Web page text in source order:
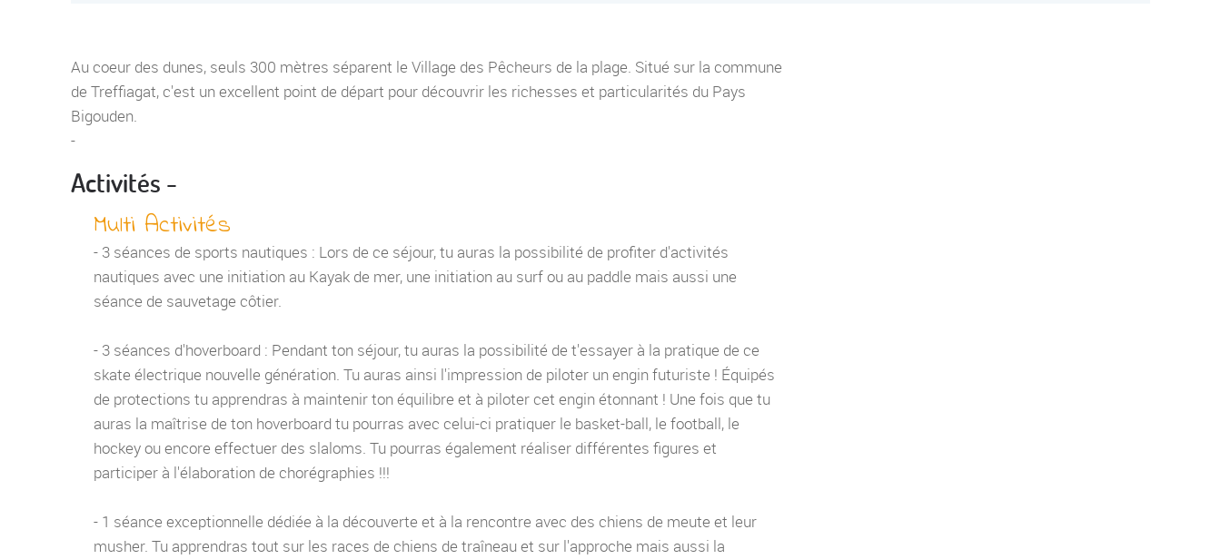
Au coeur des dunes, seuls 300 mètres séparent le Village des Pêcheurs de la plage. Situé sur la commune
de Treffiagat, c'est un excellent point de départ pour découvrir les richesses et particularités du Pays
Bigouden.
-
Activités -
Multi Activités
- 3 séances de sports nautiques : Lors de ce séjour, tu auras la possibilité de profiter d'activités
nautiques avec une initiation au Kayak de mer, une initiation au surf ou au paddle mais aussi une
séance de sauvetage côtier.
- 3 séances d'hoverboard : Pendant ton séjour, tu auras la possibilité de t'essayer à la pratique de ce
skate électrique nouvelle génération. Tu auras ainsi l'impression de piloter un engin futuriste ! Équipés
de protections tu apprendras à maintenir ton équilibre et à piloter cet engin étonnant ! Une fois que tu
auras la maîtrise de ton hoverboard tu pourras avec celui-ci pratiquer le basket-ball, le football, le
hockey ou encore effectuer des slaloms. Tu pourras également réaliser différentes figures et
participer à l'élaboration de chorégraphies !!!
- 1 séance exceptionnelle dédiée à la découverte et à la rencontre avec des chiens de meute et leur
musher. Tu apprendras tout sur les races de chiens de traîneau et sur l'approche mais aussi la